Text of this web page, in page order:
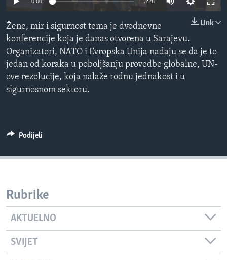
MAGAZIN
O GLASU AMERIKE
Learning English
PRATITE NAS
Jezici
Link
Žene, mir i sigurnost tema je dvodnevne
konferencije koja je danas otvorena u Sarajevu.
Organizatori, NATO i Evropska Unija nadaju se da je to
jedan od koraka u poboljšanju provedbe globalne, UN-
ove rezolucije, koja nalaže rodnu jednakost i u
sigurnosnom sektoru.
Podijeli
Rubrike
AKTUELNO
SVIJET